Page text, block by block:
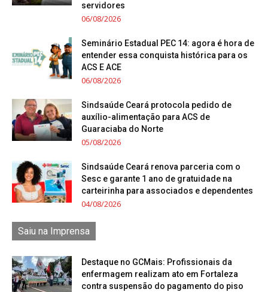
servidores
06/08/2026
Seminário Estadual PEC 14: agora é hora de
entender essa conquista histórica para os
ACS E ACE
06/08/2026
Sindsaúde Ceará protocola pedido de
auxílio-alimentação para ACS de
Guaraciaba do Norte
05/08/2026
Sindsaúde Ceará renova parceria com o
Sesc e garante 1 ano de gratuidade na
carteirinha para associados e dependentes
04/08/2026
Saiu na Imprensa
Destaque no GCMais: Profissionais da
enfermagem realizam ato em Fortaleza
contra suspensão do pagamento do piso